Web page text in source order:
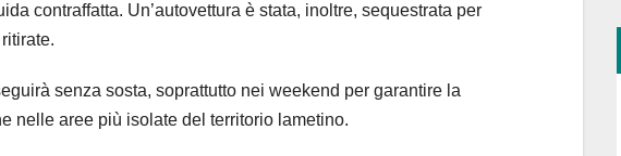
contraffatta. Un’autovettura è stata, inoltre, sequestrata per
senza sosta, soprattutto nei weekend per garantire la
nelle aree più isolate del territorio lametino.